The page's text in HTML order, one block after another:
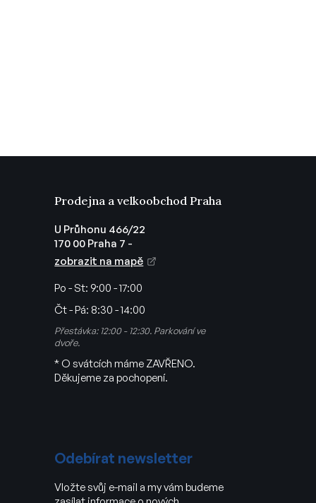
Prodejna a velkoobchod Praha
U Průhonu 466/22
170 00 Praha 7 -
zobrazit na mapě
Po - St: 9:00 - 17:00
Čt - Pá: 8:30 - 14:00
Přestávka: 12:00 - 12:30. Parkování ve
dvoře.
* O svátcích máme ZAVŘENO.
Děkujeme za pochopení.
Odebírat newsletter
Vložte svůj e-mail a my vám budeme